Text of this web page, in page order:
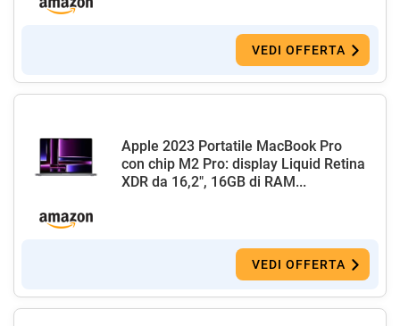
VEDI OFFERTA
Apple 2023 Portatile MacBook Pro
con chip M2 Pro: display Liquid Retina
XDR da 16,2", 16GB di RAM...
VEDI OFFERTA